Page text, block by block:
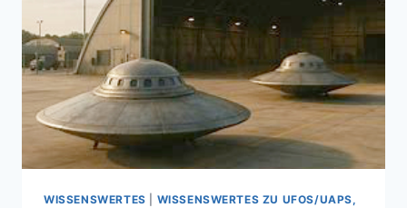
WISSENSWERTES
WISSENSWERTES ZU UFOS/UAPS,